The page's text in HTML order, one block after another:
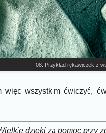
08. Przykład rękawiczek z
więc wszystkim ćwiczyć,
dzięki za pomoc przy